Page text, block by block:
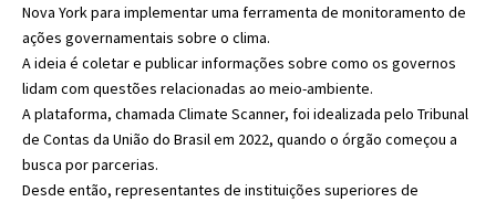
Nova York para implementar uma ferramenta de monitoramento de
ações governamentais sobre o clima.
A ideia é coletar e publicar informações sobre como os governos
lidam com questões relacionadas ao meio-ambiente.
A plataforma, chamada Climate Scanner, foi idealizada pelo Tribunal
de Contas da União do Brasil em 2022, quando o órgão começou a
busca por parcerias.
Desde então, representantes de instituições superiores de